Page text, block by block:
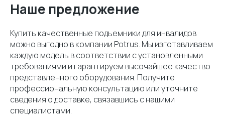
Наше предложение
Купить качественные подъемники для инвалидов
можно выгодно в компании Potrus. Мы изготавливаем
каждую модель в соответствии с установленными
требованиями и гарантируем высочайшее качество
представленного оборудования. Получите
профессиональную консультацию или уточните
сведения о доставке, связавшись с нашими
специалистами.